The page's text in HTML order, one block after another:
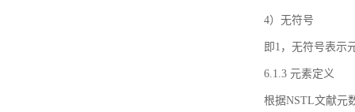
4）无符号
即1，无符号表示
6.1.3 元素定义
根据NSTL文献元